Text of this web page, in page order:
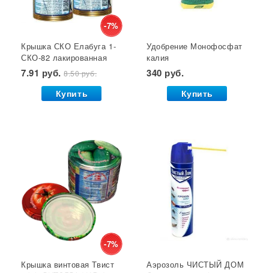
Кустодержатели Кокосовый субстрат
Отпугиватель крыс
Гет от тараканов Отрава от крыс Семена салата
-7%
Крышка СКО Елабуга 1-
СКО-82 лакированная
Звезда 1/50/600*
7.91 руб.8.50 руб.
Купить
Удобрение Монофосфат
калия
(монокалийфосфат) 0,5
кг. Буй 1/36 УДАЧНАЯ
ЦЕНА *
340 руб.
Купить
-7%
Крышка винтовая Твист
Аэрозоль ЧИСТЫЙ ДОМ